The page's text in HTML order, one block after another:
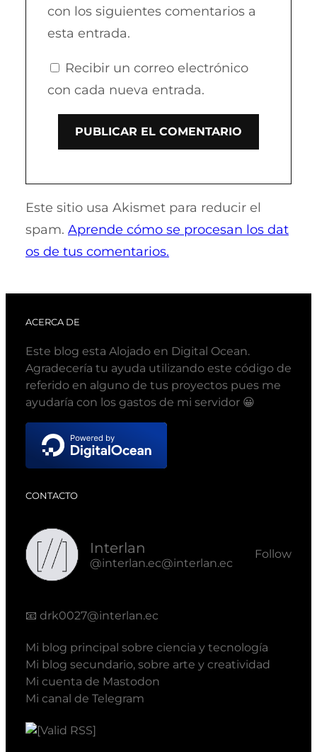
con los siguientes comentarios a
esta entrada.
Recibir un correo electrónico
con cada nueva entrada.
Este sitio usa Akismet para reducir el
spam. Aprende cómo se procesan los dat
os de tus comentarios.
ACERCA DE
Este blog esta Alojado en Digital Ocean.
Agradecería tu ayuda utilizando este código de
referido en alguno de tus proyectos pues me
ayudaría con los gastos de mi servidor 😀
CONTACTO
Interlan
@interlan.ec@interlan.ec
Follow
📧 drk0027@interlan.ec
Mi blog principal sobre ciencia y tecnología
Mi blog secundario, sobre arte y creatividad
Mi cuenta de Mastodon
Mi canal de Telegram